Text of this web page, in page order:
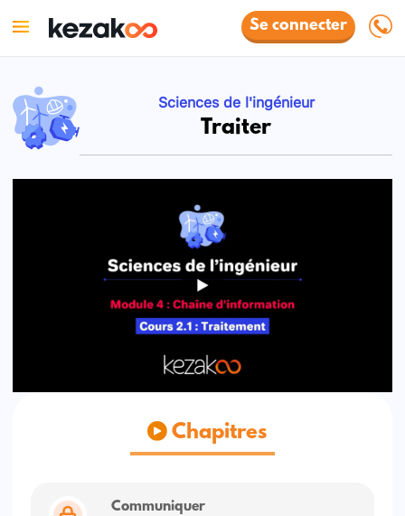
Se connecter
Sciences de l'ingénieur
Traiter
Chapitres
Communiquer